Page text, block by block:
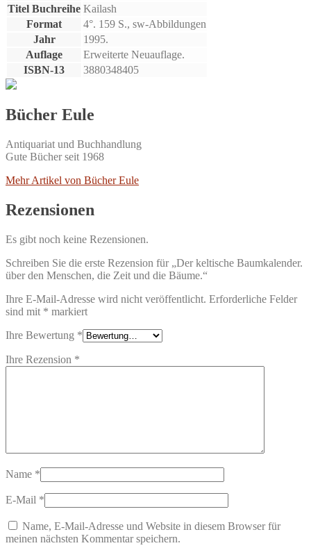
Titel Buchreihe Kailash
Format
4°. 159 S., sw-Abbildungen
Jahr
1995.
Auflage
Erweiterte Neuauflage.
ISBN-13
3880348405
Bücher Eule
Antiquariat und Buchhandlung
Gute Bücher seit 1968
Mehr Artikel von Bücher Eule
Rezensionen
Es gibt noch keine Rezensionen.
Schreiben Sie die erste Rezension für „Der keltische Baumkalender.
über den Menschen, die Zeit und die Bäume.“
Ihre E-Mail-Adresse wird nicht veröffentlicht. Erforderliche Felder
sind mit * markiert
Ihre Bewertung *
Ihre Rezension *
Name *
E-Mail *
Name, E-Mail-Adresse und Website in diesem Browser für
meinen nächsten Kommentar speichern.